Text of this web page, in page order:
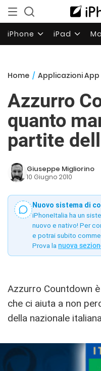
iPhone iPad
Home / Applicazioni
Azzurro
quanto
partite
Giuseppe Migliorino
10 Giugno 2010
Nuovo sistema di
iPhoneItalia ha un
nuovo e nativo! Per
e potrai subito
Prova la nuova
Azzurro Countdown è
che ci aiuta a non
della nazionale